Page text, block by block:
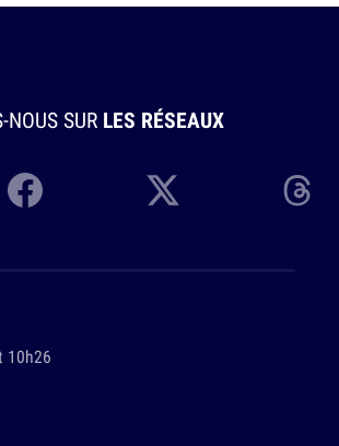
NOUS SUR LES RÉSEAUX
10h26